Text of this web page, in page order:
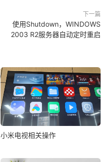
下一篇
使用Shutdown，WINDOWS
2003 R2服务器自动定时重启
小米电视相关操作